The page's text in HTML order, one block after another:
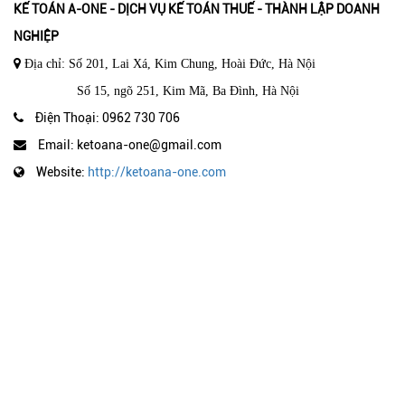
KẾ TOÁN A-ONE - DỊCH VỤ KẾ TOÁN THUẾ - THÀNH LẬP DOANH
NGHIỆP
Địa chỉ: Số 201, Lai Xá, Kim Chung, Hoài Đức, Hà Nội
Số 15, ngõ 251, Kim Mã, Ba Đình, Hà Nội
Điện Thoại: 0962 730 706
Email: ketoana-one@gmail.com
Website: http://ketoana-one.com